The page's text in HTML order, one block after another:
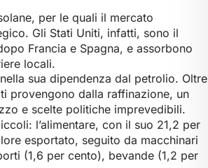
per le quali il mercato
Gli Stati Uniti, infatti, sono il
Francia e Spagna, e assorbono
locali.
sua dipendenza dal petrolio. Oltre
provengono dalla raffinazione, un
e scelte politiche imprevedibili.
l’alimentare, con il suo 21,2 per
esportato, seguito da macchinari
(1,6 per cento), bevande (1,2 per